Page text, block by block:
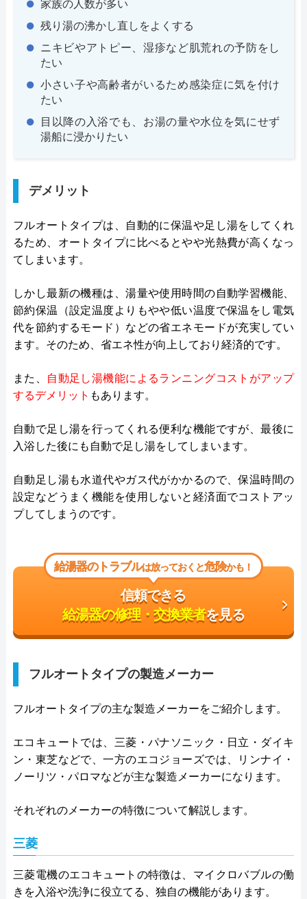
家族の人数が多い
残り湯の沸かし直しをよくする
ニキビやアトピー、湿疹など肌荒れの予防をし
たい
小さい子や高齢者がいるため感染症に気を付け
たい
目以降の入浴でも、お湯の量や水位を気にせず
湯船に浸かりたい
デメリット
フルオートタイプは、自動的に保温や足し湯をしてくれ
るため、オートタイプに比べるとやや光熱費が高くなっ
てしまいます。
しかし最新の機種は、湯量や使用時間の自動学習機能、
節約保温（設定温度よりもやや低い温度で保温をし電気
代を節約するモード）などの省エネモードが充実してい
ます。そのため、省エネ性が向上しており経済的です。
また、
自動足し湯機能によるランニングコストがアップ
するデメリット もあります。
自動で足し湯を行ってくれる便利な機能ですが、最後に
入浴した後にも自動で足し湯をしてしまいます。
自動足し湯も水道代やガス代がかかるので、保温時間の
設定などうまく機能を使用しないと経済面でコストアッ
プしてしまうのです。
給湯器のトラブルは放っておくと危険かも！
信頼できる
給湯器の修理・交換業者を見る
フルオートタイプの製造メーカー
フルオートタイプの主な製造メーカーをご紹介します。
エコキュートでは、三菱・パナソニック・日立・ダイキ
ン・東芝などで、一方のエコジョーズでは、リンナイ・
ノーリツ・パロマなどが主な製造メーカーになります。
それぞれのメーカーの特徴について解説します。
三菱
三菱電機のエコキュートの特徴は、マイクロバブルの働
きを入浴や洗浄に役立てる、独自の機能があります。